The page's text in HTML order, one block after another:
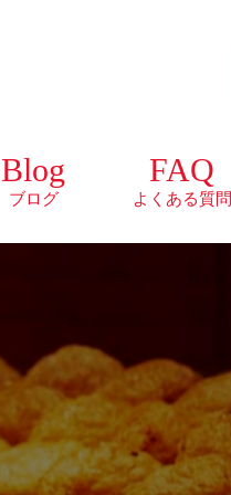
Blog
ブログ
FAQ
よくある質問